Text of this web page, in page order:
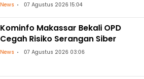
News 07 Agustus 2026 15:04
Kominfo Makassar Bekali OPD
Cegah Risiko Serangan Siber
News 07 Agustus 2026 03:06